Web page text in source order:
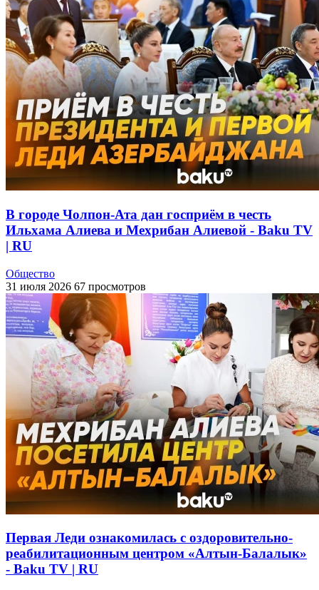
В городе Чолпон-Ата дан госприём в честь
Ильхама Алиева и Мехрибан Алиевой - Baku TV
| RU
Общество
31 июля 2026 67 просмотров
Первая Леди ознакомилась с оздоровительно-
реабилитационным центром «Алтын-Балалык»
- Baku TV | RU